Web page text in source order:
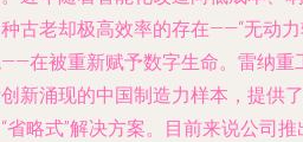
古老却极高效率的存在——“无动
在被重新赋予数字生命。雷纳重
新涌现的中国制造力样本，提供
省略式”解决方案。目前来说公司